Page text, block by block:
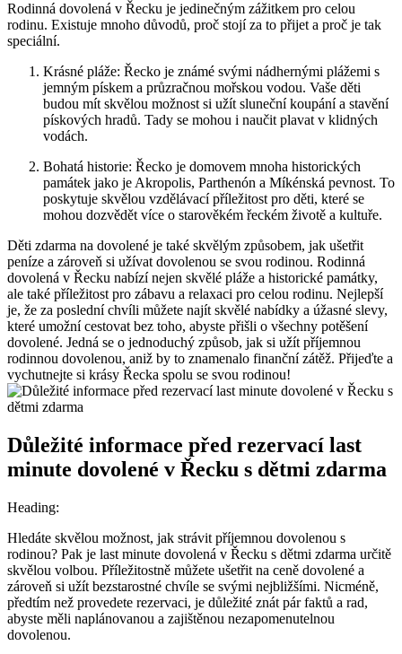
Rodinná dovolená v Řecku je jedinečným zážitkem pro celou
rodinu. Existuje mnoho důvodů, proč stojí za to přijet a proč je tak
speciální.
Krásné pláže: Řecko je známé svými nádhernými plážemi s
jemným pískem a průzračnou mořskou vodou. Vaše děti
budou mít skvělou možnost si užít sluneční koupání a stavění
pískových hradů. Tady se mohou i naučit plavat v klidných
vodách.
Bohatá historie: Řecko je domovem mnoha historických
památek jako je Akropolis, Parthenón a Míkénská pevnost. To
poskytuje skvělou vzdělávací příležitost pro děti, které se
mohou dozvědět více o starověkém řeckém životě a kultuře.
Děti zdarma na dovolené je také skvělým způsobem, jak ušetřit
peníze a zároveň si užívat dovolenou se svou rodinou. Rodinná
dovolená v Řecku nabízí nejen skvělé pláže a historické památky,
ale také příležitost pro zábavu a relaxaci pro celou rodinu. Nejlepší
je, že za poslední chvíli můžete najít skvělé nabídky a úžasné slevy,
které umožní cestovat bez toho, abyste přišli o všechny potěšení
dovolené. Jedná se o jednoduchý způsob, jak si užít příjemnou
rodinnou dovolenou, aniž by to znamenalo finanční zátěž. Přijeďte a
vychutnejte si krásy Řecka spolu se svou rodinou!
Důležité informace před rezervací last
minute dovolené v Řecku s dětmi zdarma
Heading:
Hledáte skvělou možnost, jak strávit příjemnou dovolenou s
rodinou? Pak je last minute dovolená v Řecku s dětmi zdarma určitě
skvělou volbou. Příležitostně můžete ušetřit na ceně dovolené a
zároveň si užít bezstarostné chvíle se svými nejbližšími. Nicméně,
předtím než provedete rezervaci, je důležité znát pár faktů a rad,
abyste měli naplánovanou a zajištěnou nezapomenutelnou
dovolenou.